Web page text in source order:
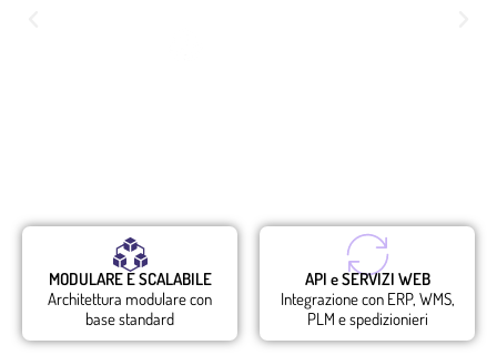
MODULARE E SCALABILE
Architettura modulare con
base standard
API e SERVIZI WEB
Integrazione con ERP, WMS,
PLM e spedizionieri